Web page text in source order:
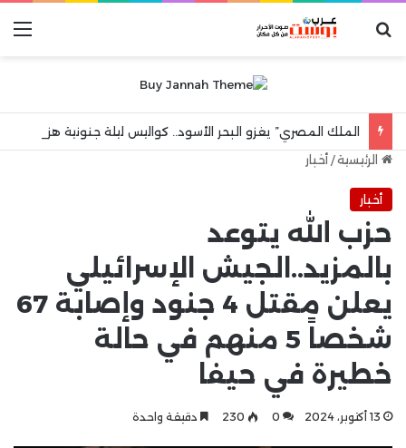
بحث عن
الرئيسية/ أخبار
أخبار
حزب الله يتوعد
بالمزيد..الجيش الإسرائيلي
يعلن مقتل 4 جنود وإصابة 67
شخصاً 5 منهم في حالة
خطيرة في حيفا
13 أكتوبر، 2024 0
230 دقيقة واحدة